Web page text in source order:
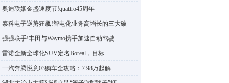
奥迪联姻金盏速度节!quattro45周年
泰科电子逆势狂飙!智电化业务高增长的三大破
强强联手!丰田与Waymo携手加速自动驾驶
雷诺全新全球化SUV定名Boreal，目标
一汽奔腾悦意03购车全攻略：7.98万起解